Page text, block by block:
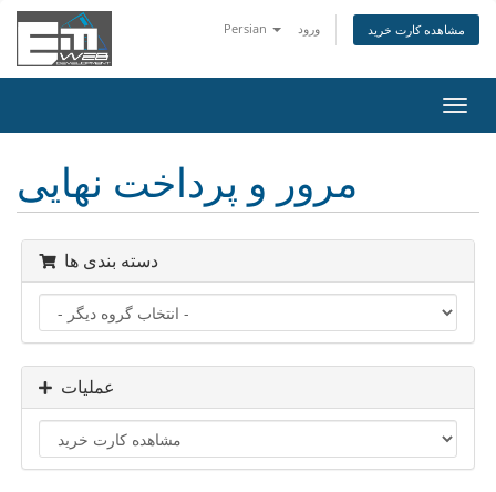
Persian ورود مشاهده کارت خرید
تغییر
مرور و پرداخت نهایی
دسته بندی ها
عملیات